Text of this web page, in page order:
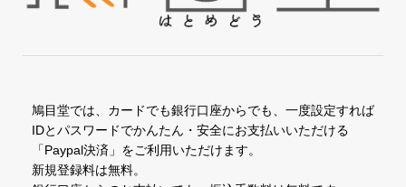
鳩目堂では、カードでも銀行口座からでも、一度設定すれば
IDとパスワードでかんたん・安全にお支払いいただける
「Paypal決済」をご利用いただけます。
新規登録料は無料。